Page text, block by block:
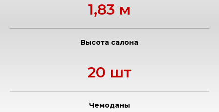
1,83 м
Высота салона
20 шт
Чемоданы